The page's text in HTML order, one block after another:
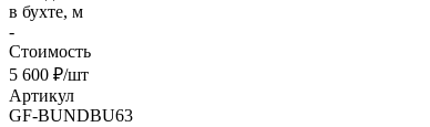
в бухте, м
-
Стоимость
5 600 ₽/шт
Артикул
GF-BUNDBU63